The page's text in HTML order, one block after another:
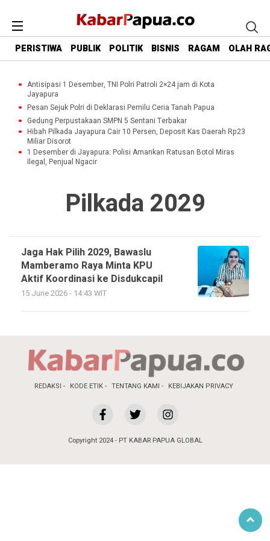
PERISTIWA PUBLIK POLITIK BISNIS RAGAM OLAH
Antisipasi 1 Desember, TNI Polri Patroli 2×24 jam di Kota
Jayapura
Pesan Sejuk Polri di Deklarasi Pemilu Ceria Tanah Papua
Gedung Perpustakaan SMPN 5 Sentani Terbakar
Hibah Pilkada Jayapura Cair 10 Persen, Deposit Kas Daerah Rp23
Miliar Disorot
1 Desember di Jayapura: Polisi Amankan Ratusan Botol Miras
Ilegal, Penjual Ngacir
Pilkada 2029
Jaga Hak Pilih 2029, Bawaslu
Mamberamo Raya Minta KPU
Aktif Koordinasi ke Disdukcapil
15 June 2026 - 14:43 WIT
REDAKSI KODE ETIK TENTANG KAMI KEBIJAKAN PRIVACY
Copyright 2024 - PT KABAR PAPUA GLOBAL